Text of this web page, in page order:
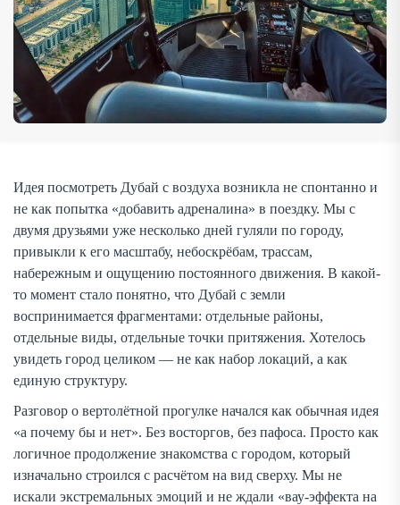
Идея посмотреть Дубай с воздуха возникла не спонтанно и
не как попытка «добавить адреналина» в поездку. Мы с
двумя друзьями уже несколько дней гуляли по городу,
привыкли к его масштабу, небоскрёбам, трассам,
набережным и ощущению постоянного движения. В какой-
то момент стало понятно, что Дубай с земли
воспринимается фрагментами: отдельные районы,
отдельные виды, отдельные точки притяжения. Хотелось
увидеть город целиком — не как набор локаций, а как
единую структуру.
Разговор о вертолётной прогулке начался как обычная идея
«а почему бы и нет». Без восторгов, без пафоса. Просто как
логичное продолжение знакомства с городом, который
изначально строился с расчётом на вид сверху. Мы не
искали экстремальных эмоций и не ждали «вау-эффекта на